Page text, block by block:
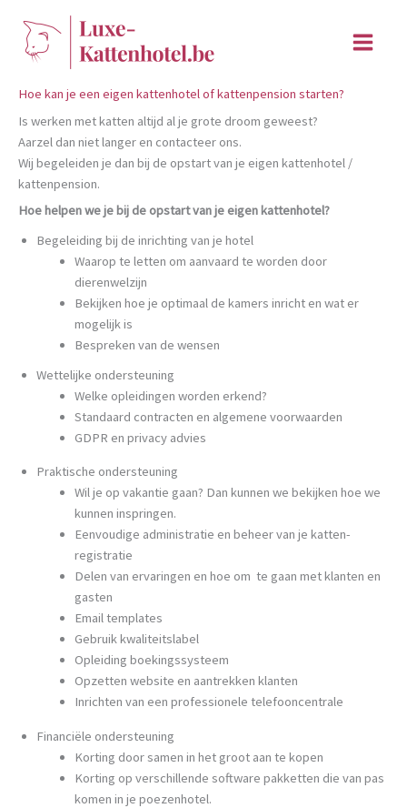
Hoe kan je een eigen kattenhotel of kattenpension starten?
Is werken met katten altijd al je grote droom geweest?
Aarzel dan niet langer en contacteer ons.
Wij begeleiden je dan bij de opstart van je eigen kattenhotel /
kattenpension.
Hoe helpen we je bij de opstart van je eigen kattenhotel?
Begeleiding bij de inrichting van je hotel
Waarop te letten om aanvaard te worden door
dierenwelzijn
Bekijken hoe je optimaal de kamers inricht en wat er
mogelijk is
Bespreken van de wensen
Wettelijke ondersteuning
Welke opleidingen worden erkend?
Standaard contracten en algemene voorwaarden
GDPR en privacy advies
Praktische ondersteuning
Wil je op vakantie gaan? Dan kunnen we bekijken hoe we
kunnen inspringen.
Eenvoudige administratie en beheer van je katten-
registratie
Delen van ervaringen en hoe om te gaan met klanten en
gasten
Email templates
Gebruik kwaliteitslabel
Opleiding boekingssysteem
Opzetten website en aantrekken klanten
Inrichten van een professionele telefooncentrale
Financiële ondersteuning
Korting door samen in het groot aan te kopen
Korting op verschillende software pakketten die van pas
komen in je poezenhotel.